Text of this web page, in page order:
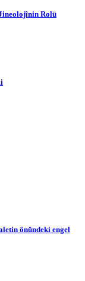
Rolü
önündeki engel